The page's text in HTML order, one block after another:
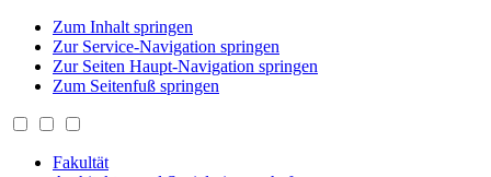
Zum Inhalt springen
Zur Service-Navigation springen
Zur Seiten Haupt-Navigation springen
Zum Seitenfuß springen
Fakultät